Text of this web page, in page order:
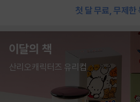
첫 달 무료, 무제한
이달의 책
산리오캐릭터즈 유리컵